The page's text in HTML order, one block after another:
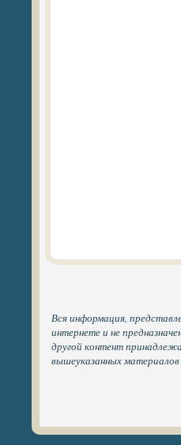
Вся информация,
интернете и не
другой контент
вышеуказанных